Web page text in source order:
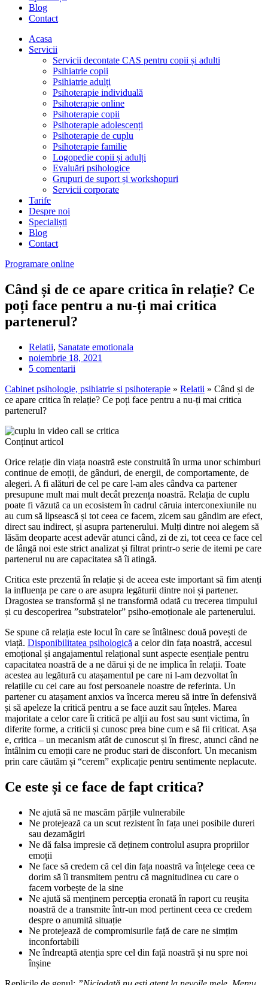
Blog
Contact
Acasa
Servicii
Servicii decontate CAS pentru copii și adulti
Psihiatrie copii
Psihiatrie adulți
Psihoterapie individuală
Psihoterapie online
Psihoterapie copii
Psihoterapie adolescenți
Psihoterapie de cuplu
Psihoterapie familie
Logopedie copii și adulți
Evaluări psihologice
Grupuri de suport și workshopuri
Servicii corporate
Tarife
Despre noi
Specialiști
Blog
Contact
Programare online
Când și de ce apare critica în relație? Ce
poți face pentru a nu-ți mai critica
partenerul?
Relatii, Sanatate emotionala
noiembrie 18, 2021
5 comentarii
Cabinet psihologie, psihiatrie si psihoterapie » Relatii » Când și de
ce apare critica în relație? Ce poți face pentru a nu-ți mai critica
partenerul?
Conținut articol
Orice relație din viața noastră este construită în urma unor schimburi
continue de emoții, de gânduri, de energii, de comportamente, de
alegeri. A fi alături de cel pe care l-am ales cândva ca partener
presupune mult mai mult decât prezența noastră. Relația de cuplu
poate fi văzută ca un ecosistem în cadrul căruia interconexiunile nu
au cum să lipsească și tot ceea ce facem, zicem sau gândim are efect,
direct sau indirect, și asupra partenerului. Mulți dintre noi alegem să
lăsăm deoparte acest adevăr atunci când, zi de zi, tot ceea ce face cel
de lângă noi este strict analizat și filtrat printr-o serie de itemi pe care
partenerul nu are capacitatea să îi atingă.
Critica este prezentă în relație și de aceea este important să fim atenți
la influența pe care o are asupra legăturii dintre noi și partener.
Dragostea se transformă și ne transformă odată cu trecerea timpului
și cu descoperirea ”substratelor” psiho-emoționale ale partenerului.
Se spune că relația este locul în care se întâlnesc două povești de
viață. Disponibilitatea psihologică a celor din fața noastră, accesul
emoțional și angajamentul relațional sunt aspecte esențiale pentru
capacitatea noastră de a ne dărui și de ne implica în relații. Toate
acestea au legătură cu atașamentul pe care ni l-am dezvoltat în
relațiile cu cei care au fost persoanele noastre de referinta. Un
partener cu atașament anxios va încerca mereu să intre în defensivă
și să apeleze la critică pentru a se face auzit sau înțeles. Marea
majoritate a celor care îi critică pe alții au fost sau sunt victima, în
diferite forme, a criticii și cunosc prea bine cum e să fii criticat. Așa
e, critica – un mecanism atât de cunoscut și în firesc, atunci când ne
întâlnim cu emoții care ne produc stari de disconfort. Un mecanism
prin care căutăm și “cerem” explicație pentru sentimente neplacute.
Ce este și ce face de fapt critica?
Ne ajută să ne mascăm părțile vulnerabile
Ne protejează ca un scut rezistent în fața unei posibile dureri
sau dezamăgiri
Ne dă falsa impresie că deținem controlul asupra propriilor
emoții
Ne face să credem că cel din fața noastră va înțelege ceea ce
dorim să îi transmitem pentru că magnitudinea cu care o
facem vorbește de la sine
Ne ajută să menținem percepția eronată în raport cu reușita
noastră de a transmite într-un mod pertinent ceea ce credem
despre o anumită situație
Ne protejează de compromisurile față de care ne simțim
inconfortabili
Ne îndreaptă atenția spre cel din față noastră și nu spre noi
înșine